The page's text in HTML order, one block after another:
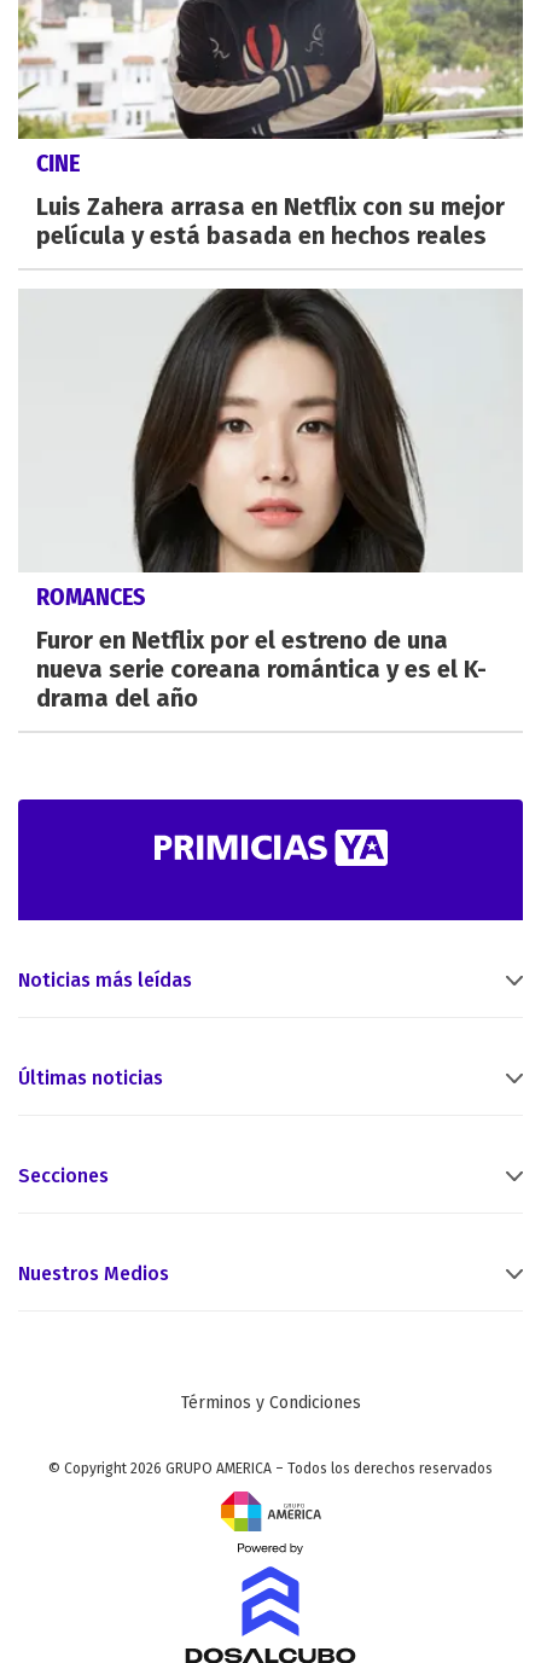
CINE
Luis Zahera arrasa en Netflix con su mejor
película y está basada en hechos reales
ROMANCES
Furor en Netflix por el estreno de una
nueva serie coreana romántica y es el K-
drama del año
Noticias más leídas
Últimas noticias
Secciones
Nuestros Medios
Términos y Condiciones
© Copyright 2026 GRUPO AMERICA – Todos los derechos reservados